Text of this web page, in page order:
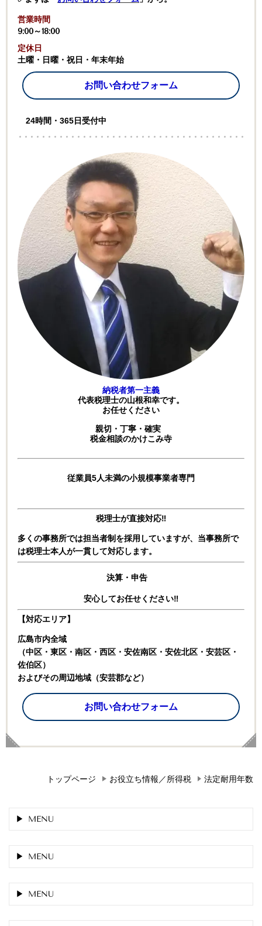
営業時間
9:00～18:00
定休日
土曜・日曜・祝日・年末年始
お問い合わせフォーム
24時間・365日受付中
納税者第一主義
代表税理士の山根和幸です。
お任せください
親切・丁寧・確実
税金相談のかけこみ寺
従業員5人未満の小規模事業者専門
税理士が直接対応‼
多くの事務所では担当者制を採用していますが、 当事務所で
は税理士本人が一貫して対応します。
決算・申告
安心してお任せください‼
【対応エリア】
広島市内全域
（中区・東区・南区・西区・安佐南区・安佐北区・安芸区・
佐伯区）
およびその周辺地域（安芸郡など）
お問い合わせフォーム
トップページ お役立ち情報／所得税 法定耐用年数
MENU
MENU
MENU